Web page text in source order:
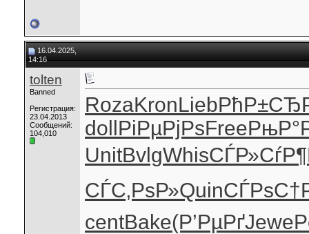
16.04.2025,
14:16
tolten
Banned
Регистрация:
23.04.2013
Сообщений:
104,010
RozaKronLieb
doll РіРµРјРѕFree
UnitBvlgWhisСЃР»СѓР¶
СЃС‚РѕР»Quin
centBake(Р’РµРґJewe